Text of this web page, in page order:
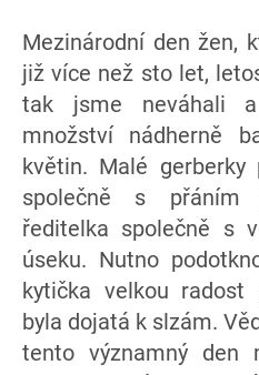
Mezinárodní den žen,
již více než sto let,
tak jsme neváhali a
množství nádherně
květin. Malé gerberky
společně s přáním
ředitelka společně s
úseku. Nutno
kytička velkou radost
byla dojatá k slzám.
tento významný den